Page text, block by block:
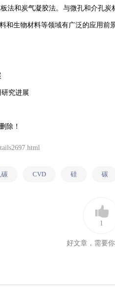
法和炭气凝胶法。与微孔和介孔
和生物材料等领域有广泛的应用前景
究进展
除！
碳 CVD 硅 碳
1
好文章，需要